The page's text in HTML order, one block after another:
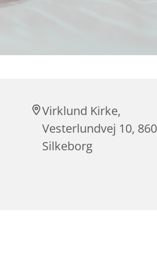
Virklund Kirke,
Vesterlundvej 10,
Silkeborg